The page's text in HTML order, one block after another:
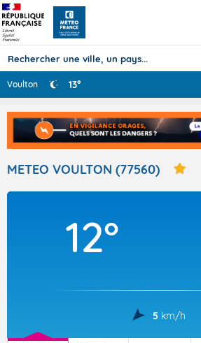
Prévisions
TOUS LES RÉSULTATS
Articles
Voulton 13°
METEO VOULTON (77560)
12°
5 km/h